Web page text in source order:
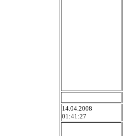
14.04.2008
01:41:27